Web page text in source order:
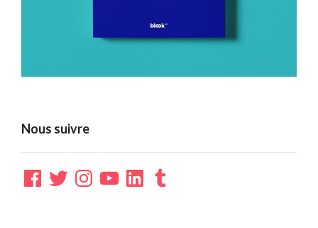
Nous suivre
Facebook
TwitterInstagramYouTubeLinkedInTumblr